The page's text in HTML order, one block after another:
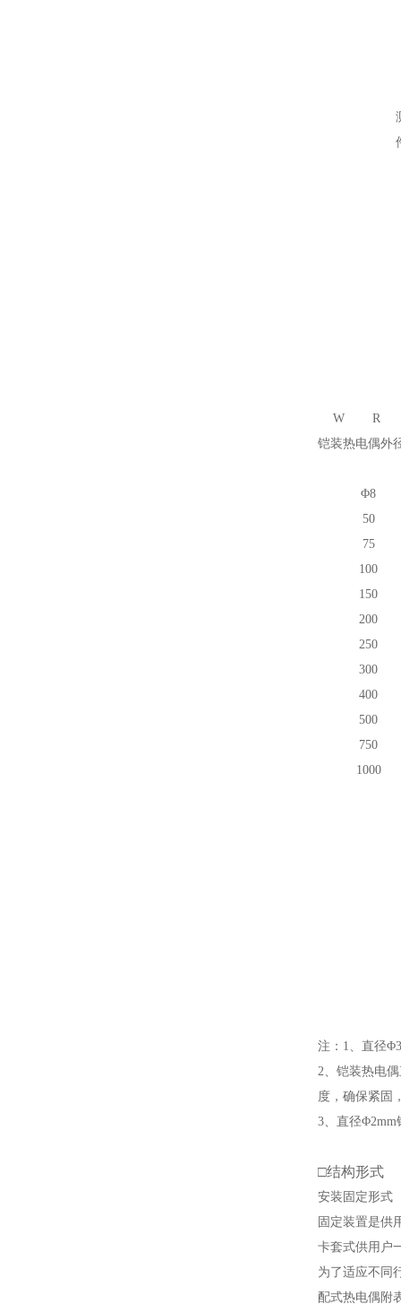
W
R
铠装热电偶外
Φ8
50
75
100
150
200
250
300
400
500
750
1000
注：1、直径
2、铠装热电
度，确保紧固
3、直径Φ2mm
□结构形式
安装固定形式
固定装置是供
卡套式供用户
为了适应不同
配式热电偶附